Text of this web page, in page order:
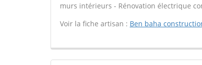
murs intérieurs - Rénovation électrique
Voir la fiche artisan : Ben baha